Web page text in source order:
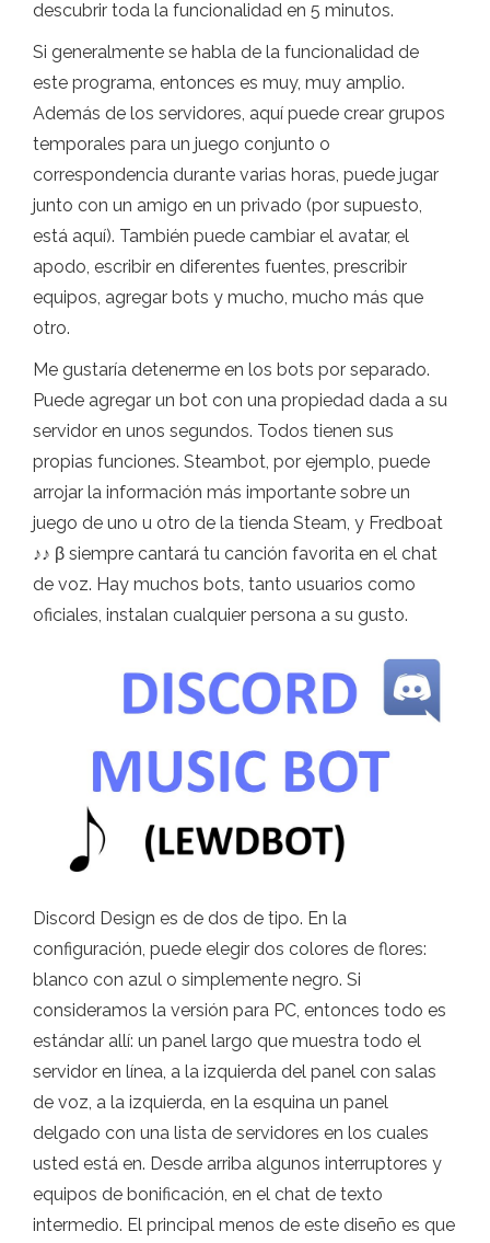
descubrir toda la funcionalidad en 5 minutos.
Si generalmente se habla de la funcionalidad de
este programa, entonces es muy, muy amplio.
Además de los servidores, aquí puede crear grupos
temporales para un juego conjunto o
correspondencia durante varias horas, puede jugar
junto con un amigo en un privado (por supuesto,
está aquí). También puede cambiar el avatar, el
apodo, escribir en diferentes fuentes, prescribir
equipos, agregar bots y mucho, mucho más que
otro.
Me gustaría detenerme en los bots por separado.
Puede agregar un bot con una propiedad dada a su
servidor en unos segundos. Todos tienen sus
propias funciones. Steambot, por ejemplo, puede
arrojar la información más importante sobre un
juego de uno u otro de la tienda Steam, y Fredboat
♪♪ β siempre cantará tu canción favorita en el chat
de voz. Hay muchos bots, tanto usuarios como
oficiales, instalan cualquier persona a su gusto.
Discord Design es de dos de tipo. En la
configuración, puede elegir dos colores de flores:
blanco con azul o simplemente negro. Si
consideramos la versión para PC, entonces todo es
estándar allí: un panel largo que muestra todo el
servidor en línea, a la izquierda del panel con salas
de voz, a la izquierda, en la esquina un panel
delgado con una lista de servidores en los cuales
usted está en. Desde arriba algunos interruptores y
equipos de bonificación, en el chat de texto
intermedio. El principal menos de este diseño es que